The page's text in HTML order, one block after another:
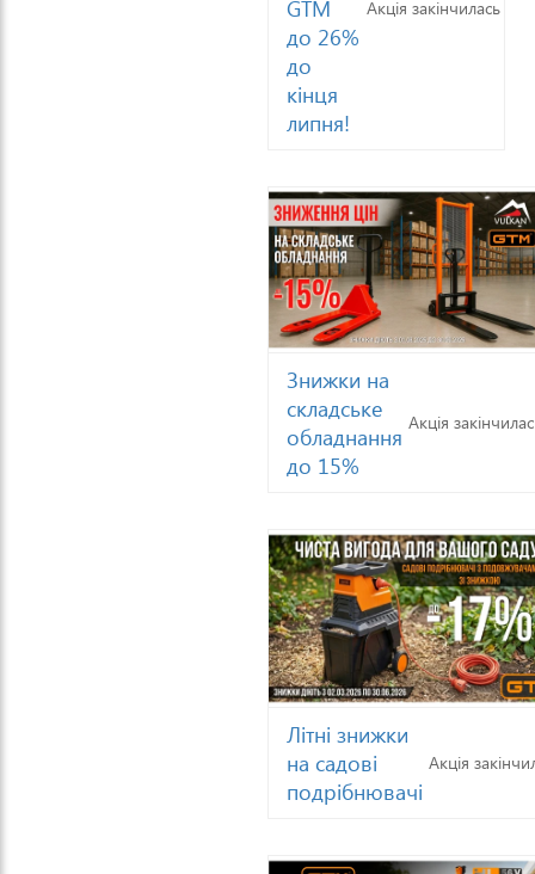
GTM
до 26%
до
кінця
липня!
Акція закінчилась
Знижки на
складське
обладнання
до 15%
Акція
Літні знижки
на садові
подрібнювачі
Акція